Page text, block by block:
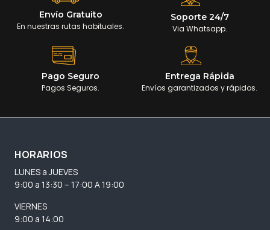
Envío Gratuito
En nuestras rutas habituales.
Soporte 24/7
Via Whatsapp.
Pago Seguro
Pagos Seguros.
Entrega Rápida
Envíos garantizados y rápidos.
HORARIOS
LUNES a JUEVES
9:00 a 13:30 – 17:00 A 19:00
VIERNES
9:00 a 14:00